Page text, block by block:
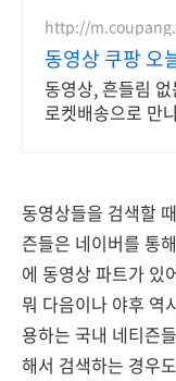
http://
동영상 쿠팡 오
동영상, 흔들림
로켓배송으로 만
동영상들을 검색할
즌들은 네이버를 통
에 동영상 파트가 있
뭐 다음이나 야후
용하는 국내 네티즌
해서 검색하는 경우